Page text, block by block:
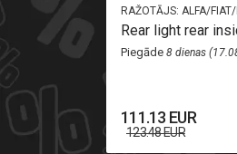
21%
RAŽOTĀJS: ALFA/
Rear light rear
Piegāde 8 dienas
111.13 EUR
123.48 EUR